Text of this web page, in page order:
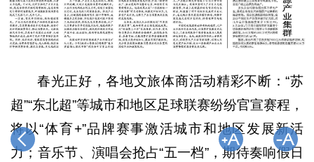
春光正好，各地文旅体商活动精彩不断：“苏
超”“东北超”等城市和地区足球联赛纷纷官宣赛程，
将以“体育+”品牌赛事激活城市和地区发展新活
力；音乐节、演唱会抢占“五一档”，期待奏响假日